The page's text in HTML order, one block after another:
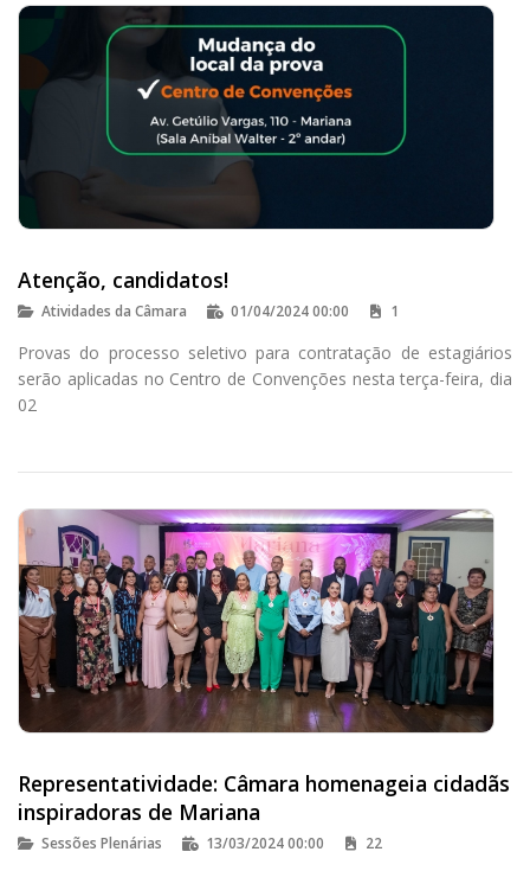
Atenção, candidatos!
Atividades da Câmara 01/04/2024 00:00 1
Provas do processo seletivo para contratação de estagiários
serão aplicadas no Centro de Convenções nesta terça-feira, dia
02
Representatividade: Câmara homenageia cidadãs
inspiradoras de Mariana
Sessões Plenárias 13/03/2024 00:00 22